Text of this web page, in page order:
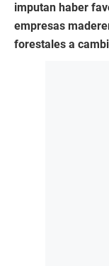
imputan haber
empresas
forestales a